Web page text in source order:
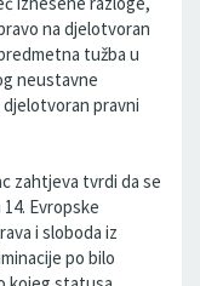
na djelotvoran
tužba u
neustavne
pravni
zahtjeva tvrdi da se
Evropske
i sloboda iz
po bilo